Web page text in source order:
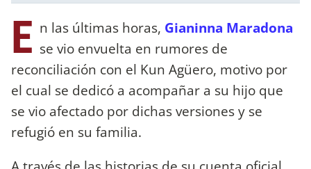
E n las últimas horas, Gianinna Maradona
se vio envuelta en rumores de
reconciliación con el Kun Agüero, motivo por
el cual se dedicó a acompañar a su hijo que
se vio afectado por dichas versiones y se
refugió en su familia.